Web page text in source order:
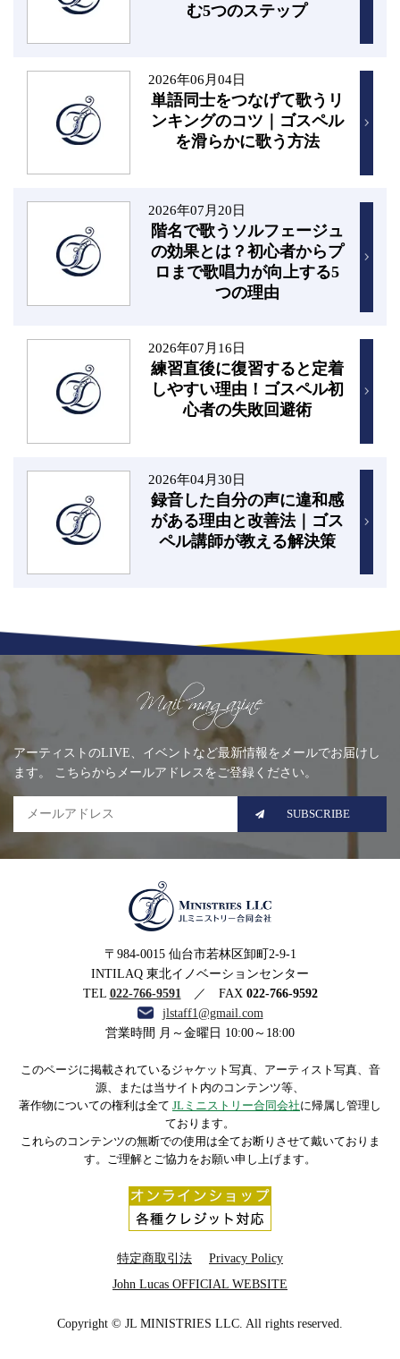
む5つのステップ
2026年06月04日
単語同士をつなげて歌うリ
ンキングのコツ｜ゴスペル
を滑らかに歌う方法
2026年07月20日
階名で歌うソルフェージュ
の効果とは？初心者からプ
ロまで歌唱力が向上する5
つの理由
2026年07月16日
練習直後に復習すると定着
しやすい理由！ゴスペル初
心者の失敗回避術
2026年04月30日
録音した自分の声に違和感
がある理由と改善法｜ゴス
ペル講師が教える解決策
アーティストのLIVE、イベントなど最新情報をメールでお届けし
ます。 こちらからメールアドレスをご登録ください。
SUBSCRIBE
ストリー合同会社
〒984-0015 仙台市若林区卸町2-9-1
INTILAQ 東北イノベーションセンター
TEL 022-766-9591 ／ FAX 022-766-9592
jlstaff1@gmail.com
営業時間 月～金曜日 10:00～18:00
このページに掲載されているジャケット写真、アーティスト写真、音
源、または当サイト内のコンテンツ等、
著作物についての権利は全て JLミニストリー合同会社に帰属し管理し
ております。
これらのコンテンツの無断での使用は全てお断りさせて戴いておりま
す。ご理解とご協力をお願い申し上げます。
特定商取引法
Privacy Policy
John Lucas OFFICIAL WEBSITE
Copyright © JL MINISTRIES LLC. All rights reserved.